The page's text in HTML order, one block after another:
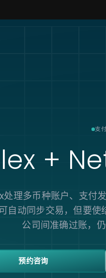
支
+
理多币种账户、支付
自动同步交易，但要
公司间准确过账，
预约咨询